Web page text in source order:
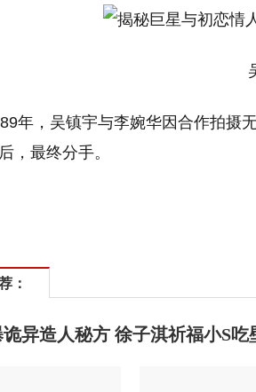
吴
年，吴镇宇与李婉华因合作拍摄
，最终分手。
：
异造人秘方 徐子淇祈福小S吃